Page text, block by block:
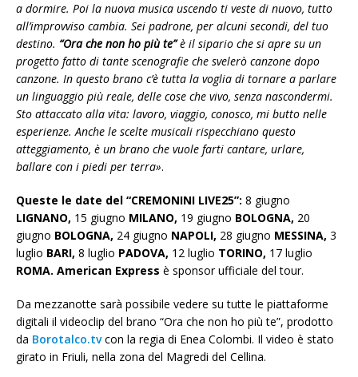
a dormire. Poi la nuova musica uscendo ti veste di nuovo, tutto
all’improvviso cambia. Sei padrone, per alcuni secondi, del tuo
destino. “Ora che non ho più te”è il sipario che si apre su un
progetto fatto di tante scenografie che svelerò canzone dopo
canzone. In questo brano c’è tutta la voglia di tornare a parlare
un linguaggio più reale, delle cose che vivo, senza nascondermi.
Sto attaccato alla vita: lavoro, viaggio, conosco, mi butto nelle
esperienze. Anche le scelte musicali rispecchiano questo
atteggiamento, è un brano che vuole farti cantare, urlare,
ballare con i piedi per terra».
Queste le date del “CREMONINI LIVE25”: 8 giugno
LIGNANO, 15 giugno MILANO, 19 giugno BOLOGNA, 20
giugno BOLOGNA, 24 giugno NAPOLI, 28 giugno MESSINA, 3
luglio BARI, 8 luglio PADOVA, 12 luglio TORINO, 17 luglio
ROMA. American Express è sponsor ufficiale del tour.
Da mezzanotte sarà possibile vedere su tutte le piattaforme
digitali il videoclip del brano “Ora che non ho più te”, prodotto
da Borotalco.tvcon la regia di Enea Colombi. Il video è stato
girato in Friuli, nella zona del Magredi del Cellina.